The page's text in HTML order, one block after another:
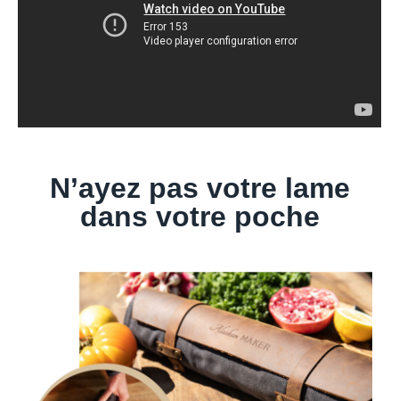
N’ayez pas votre lame
dans votre poche